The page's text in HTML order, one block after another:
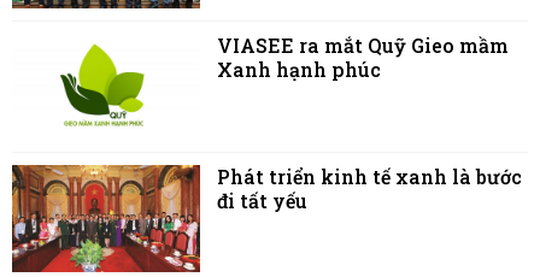
VIASEE ra mắt Quỹ Gieo mầm
Xanh hạnh phúc
Phát triển kinh tế xanh là bước
đi tất yếu